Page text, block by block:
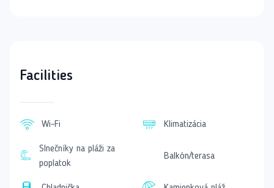
do autentických gréckych tavern. Ak hľadáte zábavu,
potrebujete pre pohodlný pobyt:
Rekonštruované štúdiá
Obývaciu spálňu s kuchynským kútom
Základné kuchynské vybavenie pre nenáročné
Facilities
Wi-Fi Klimatizácia
Slnečníky na pláži za
poplatok
Balkón/terasa